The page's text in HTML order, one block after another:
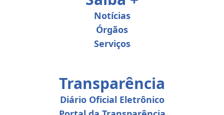
Notícias
Órgãos
Serviços
Transparência
Diário Oficial Eletrônico